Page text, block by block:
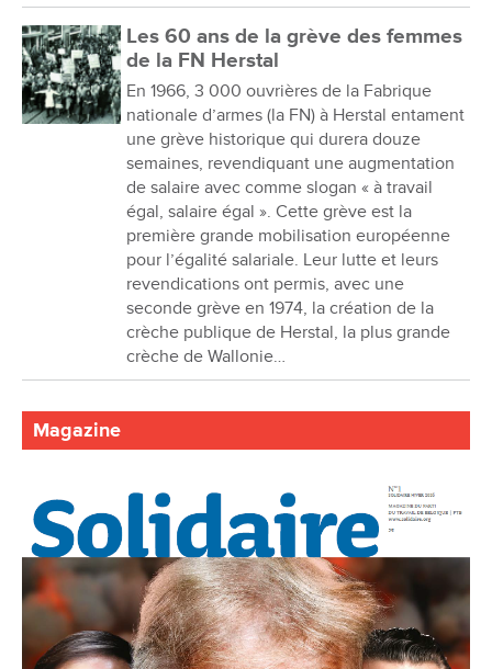
Les 60 ans de la grève des femmes
de la FN Herstal
En 1966, 3 000 ouvrières de la Fabrique
nationale d’armes (la FN) à Herstal entament
une grève historique qui durera douze
semaines, revendiquant une augmentation
de salaire avec comme slogan « à travail
égal, salaire égal ». Cette grève est la
première grande mobilisation européenne
pour l’égalité salariale. Leur lutte et leurs
revendications ont permis, avec une
seconde grève en 1974, la création de la
crèche publique de Herstal, la plus grande
crèche de Wallonie…
Magazine